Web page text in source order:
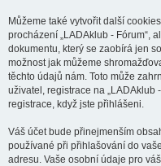
Můžeme také vytvořit další
procházení „LADAklub - Fórum“,
dokumentu, který se zaobírá jen
možnost jak můžeme
těchto údajů nám. Toto může
uživatel, registrace na „LADAklub
registrace, když jste přihlášeni.
Váš účet bude přinejmenším
používané při přihlašování do
adresu. Vaše osobní údaje pro